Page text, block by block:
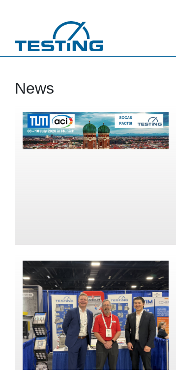
News